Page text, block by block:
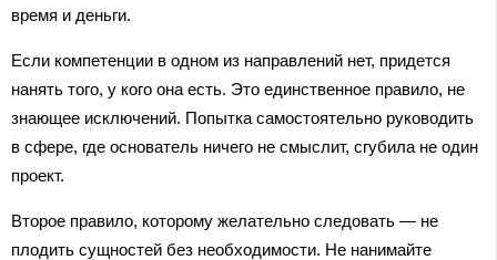
время и деньги.
Если компетенции в одном из направлений нет, придется
нанять того, у кого она есть. Это единственное правило, не
знающее исключений. Попытка самостоятельно руководить
в сфере, где основатель ничего не смыслит, сгубила не один
проект.
Второе правило, которому желательно следовать — не
плодить сущностей без необходимости. Не нанимайте